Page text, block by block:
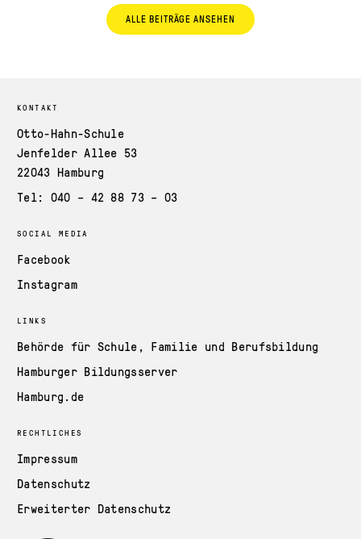
ALLE BEITRÄGE ANSEHEN
KONTAKT
Otto-Hahn-Schule
Jenfelder Allee 53
22043 Hamburg
Tel: 040 – 42 88 73 – 03
SOCIAL MEDIA
Facebook
Instagram
LINKS
Behörde für Schule, Familie und Berufsbildung
Hamburger Bildungsserver
Hamburg.de
RECHTLICHES
Impressum
Datenschutz
Erweiterter Datenschutz